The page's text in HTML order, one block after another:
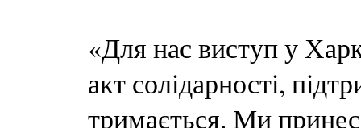
«Для нас виступ у
акт солідарності,
тримається. Ми